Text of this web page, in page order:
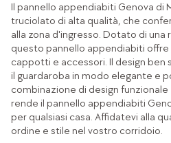
Il pannello appendiabiti Genova di
truciolato di alta qualità, che
alla zona d'ingresso. Dotato di
questo pannello appendiabiti
cappotti e accessori. Il design
il guardaroba in modo elegante e
combinazione di design
rende il pannello appendiabiti
per qualsiasi casa. Affidatevi alla
ordine e stile nel vostro corridoio.